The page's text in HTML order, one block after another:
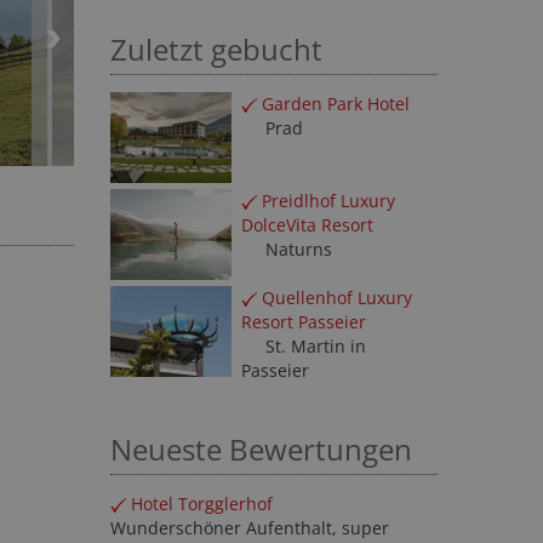
Zuletzt gebucht
Garden Park Hotel
Preidlhof Luxury
DolceVita Resort
Quellenhof Luxury
Resort Passeier
St. Martin in
Neueste Bewertungen
Hotel Torgglerhof